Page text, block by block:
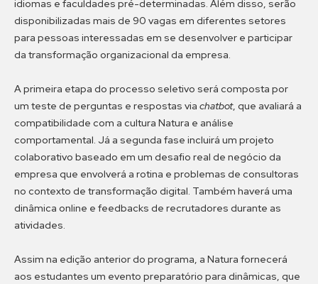
idiomas e faculdades pré-determinadas. Além disso, serão
disponibilizadas mais de 90 vagas em diferentes setores
para pessoas interessadas em se desenvolver e participar
da transformação organizacional da empresa.
A primeira etapa do processo seletivo será composta por
um teste de perguntas e respostas via chatbot, que avaliará a
compatibilidade com a cultura Natura e análise
comportamental. Já a segunda fase incluirá um projeto
colaborativo baseado em um desafio real de negócio da
empresa que envolverá a rotina e problemas de consultoras
no contexto de transformação digital. Também haverá uma
dinâmica online e feedbacks de recrutadores durante as
atividades.
Assim na edição anterior do programa, a Natura fornecerá
aos estudantes um evento preparatório para dinâmicas, que